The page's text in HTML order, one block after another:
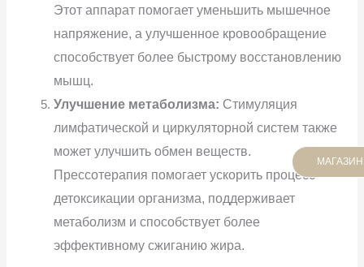
Этот аппарат помогает уменьшить мышечное
напряжение, а улучшенное кровообращение
способствует более быстрому восстановлению
мышц.
Улучшение метаболизма: Стимуляция
лимфатической и циркуляторной систем также
может улучшить обмен веществ.
Прессотерапия помогает ускорить процесс
детоксикации организма, поддерживает
метаболизм и способствует более
эффективному сжиганию жира.
МАГАЗИН